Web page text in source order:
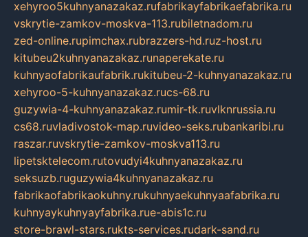
xehyroo5kuhnyanazakaz.rufabrikayfabrikaefabrika.ru
vskrytie-zamkov-moskva-113.rubiletnadom.ru
zed-online.rupimchax.rubrazzers-hd.ruz-host.ru
kitubeu2kuhnyanazakaz.runaperekate.ru
kuhnyaofabrikaufabrik.rukitubeu-2-kuhnyanazakaz.ru
xehyroo-5-kuhnyanazakaz.rucs-68.ru
guzywia-4-kuhnyanazakaz.rumir-tk.ruvlknrussia.ru
cs68.ruvladivostok-map.ruvideo-seks.rubankaribi.ru
raszar.ruvskrytie-zamkov-moskva113.ru
lipetsktelecom.rutovudyi4kuhnyanazakaz.ru
seksuzb.ruguzywia4kuhnyanazakaz.ru
fabrikaofabrikaokuhny.rukuhnyaekuhnyaafabrika.ru
kuhnyaykuhnyayfabrika.rue-abis1c.ru
store-brawl-stars.rukts-services.rudark-sand.ru